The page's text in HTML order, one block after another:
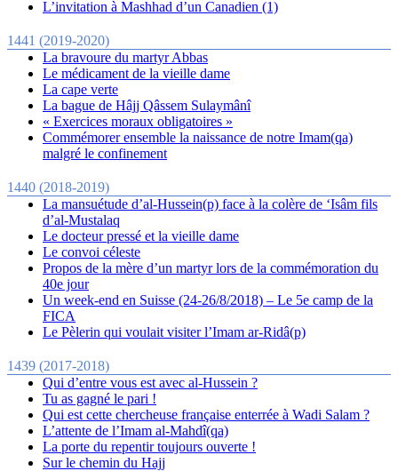
L’invitation à Mashhad d’un Canadien (1)
1441 (2019-2020)
La bravoure du martyr Abbas
Le médicament de la vieille dame
La cape verte
La bague de Hâjj Qâssem Sulaymânî
« Exercices moraux obligatoires »
Commémorer ensemble la naissance de notre Imam(qa)
malgré le confinement
1440 (2018-2019)
La mansuétude d’al-Hussein(p) face à la colère de ‘Isâm fils
d’al-Mustalaq
Le docteur pressé et la vieille dame
Le convoi céleste
Propos de la mère d’un martyr lors de la commémoration du
40e jour
Un week-end en Suisse (24-26/8/2018) – Le 5e camp de la
FICA
Le Pèlerin qui voulait visiter l’Imam ar-Ridâ(p)
1439 (2017-2018)
Qui d’entre vous est avec al-Hussein ?
Tu as gagné le pari !
Qui est cette chercheuse française enterrée à Wadi Salam ?
L’attente de l’Imam al-Mahdî(qa)
La porte du repentir toujours ouverte !
Sur le chemin du Hajj